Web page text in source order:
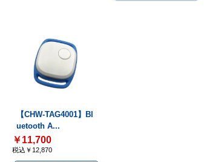
【CHW-TAG4001】Bl
uetooth A...
￥11,700
税込￥12,870